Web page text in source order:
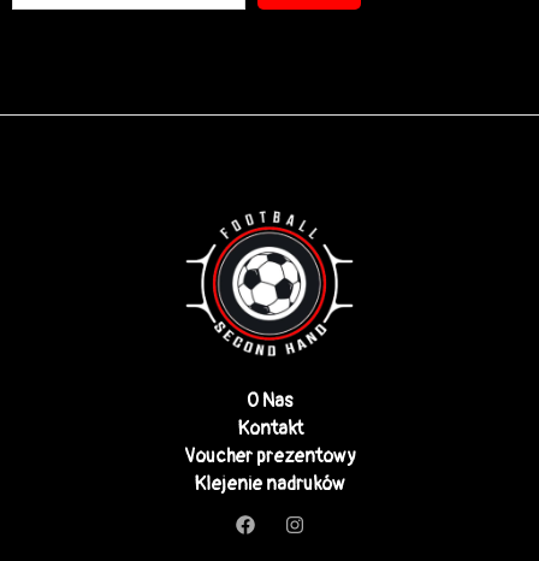
O Nas
Kontakt
Voucher prezentowy
Klejenie nadruków